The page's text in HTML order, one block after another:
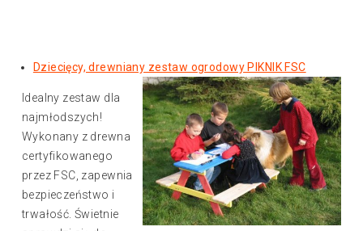
Dziecięcy, drewniany zestaw ogrodowy PIKNIK FSC
Idealny zestaw dla
najmłodszych!
Wykonany z drewna
certyfikowanego
przez FSC, zapewnia
bezpieczeństwo i
trwałość. Świetnie